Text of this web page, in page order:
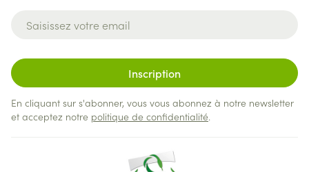
Inscription
En cliquant sur s'abonner, vous vous abonnez à notre newsletter
et acceptez notre politique de confidentialité.